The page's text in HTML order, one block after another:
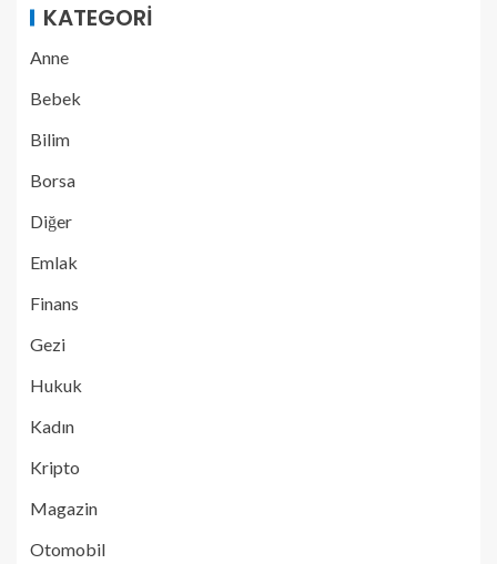
KATEGORI
Anne
Bebek
Bilim
Borsa
Diğer
Emlak
Finans
Gezi
Hukuk
Kadın
Kripto
Magazin
Otomobil